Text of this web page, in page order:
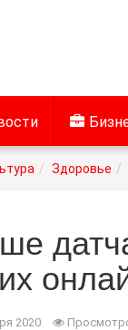
Здоровье
2020